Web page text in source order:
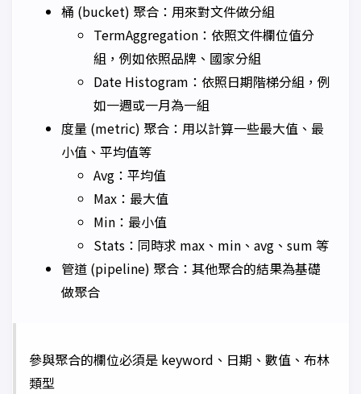
桶 (bucket) 聚合：用來對文件做分組
TermAggregation：依照文件欄位值分
組，例如依照品牌、國家分組
Date Histogram：依照日期階梯分組，例
如一週或一月為一組
度量 (metric) 聚合：用以計算一些最大值、最
小值、平均值等
Avg：平均值
Max：最大值
Min：最小值
Stats：同時求 max、min、avg、sum 等
管道 (pipeline) 聚合：其他聚合的結果為基礎
做聚合
參與聚合的欄位必須是 keyword、日期、數值、布林
類型